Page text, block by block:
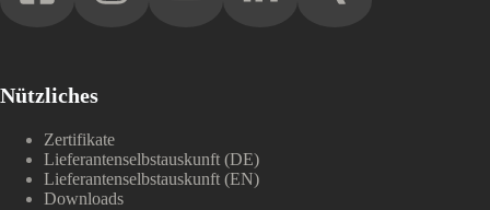
Nützliches
Zertifikate
Lieferantenselbstauskunft (DE)
Lieferantenselbstauskunft (EN)
Downloads